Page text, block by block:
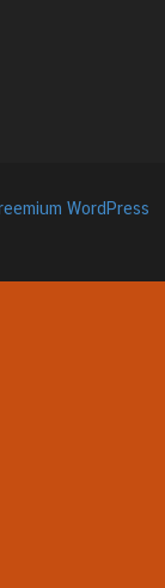
WordPress